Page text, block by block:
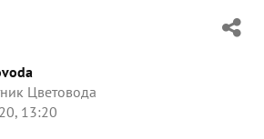
Цветовода
13:20